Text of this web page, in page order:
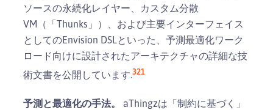
ソースの永続化レイヤー、カスタム分散
VM（「Thunks」）、および主要インターフェイス
としてのEnvision DSLといった、予測最適化ワーク
ロード向けに設計されたアーキテクチャの詳細な技
術文書を公開しています.321
予測と最適化の手法。
aThingzは「制約に基づく」